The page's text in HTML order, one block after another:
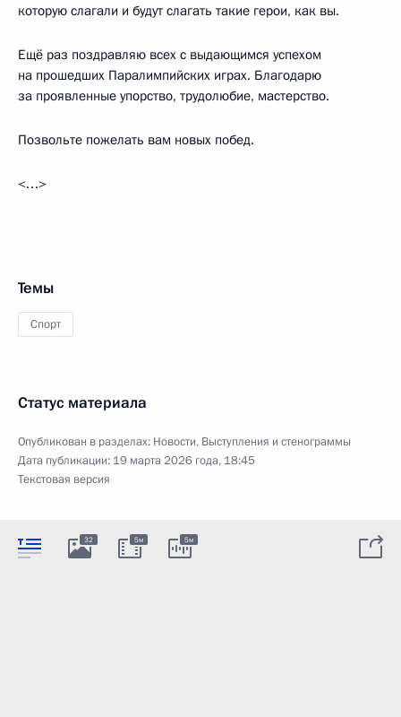
которую слагали и будут слагать такие герои, как вы.
Ещё раз поздравляю всех с выдающимся успехом
на прошедших Паралимпийских играх. Благодарю
за проявленные упорство, трудолюбие, мастерство.
Позвольте пожелать вам новых побед.
<…>
Темы
Спорт
Статус материала
Опубликован в разделах: Новости, Выступления и стенограммы
Дата публикации: 19 марта 2026 года, 18:45
Текстовая версия
32 5м 5м